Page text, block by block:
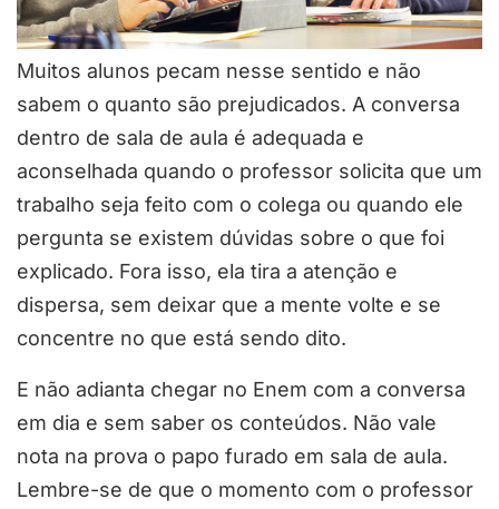
Muitos alunos pecam nesse sentido e não
sabem o quanto são prejudicados. A conversa
dentro de sala de aula é adequada e
aconselhada quando o professor solicita que um
trabalho seja feito com o colega ou quando ele
pergunta se existem dúvidas sobre o que foi
explicado. Fora isso, ela tira a atenção e
dispersa, sem deixar que a mente volte e se
concentre no que está sendo dito.
E não adianta chegar no Enem com a conversa
em dia e sem saber os conteúdos. Não vale
nota na prova o papo furado em sala de aula.
Lembre-se de que o momento com o professor